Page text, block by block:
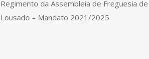
Regimento da Assembleia de Freguesia de
Lousado – Mandato 2021/2025